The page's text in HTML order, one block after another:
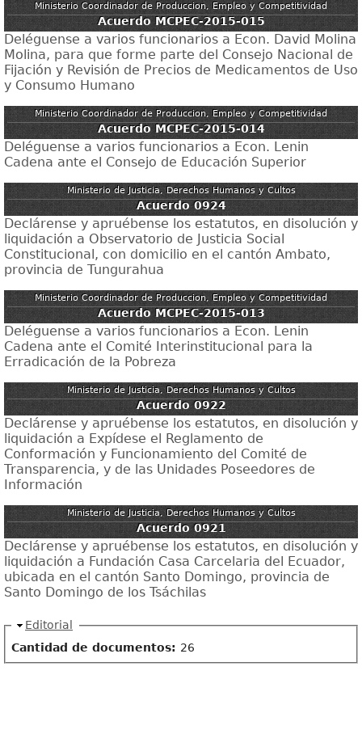
Ministerio Coordinador de Produccion, Empleo y Competitividad
Acuerdo MCPEC-2015-015
Deléguense a varios funcionarios a Econ. David Molina
Molina, para que forme parte del Consejo Nacional de
Fijación y Revisión de Precios de Medicamentos de Uso
y Consumo Humano
Ministerio Coordinador de Produccion, Empleo y Competitividad
Acuerdo MCPEC-2015-014
Deléguense a varios funcionarios a Econ. Lenin
Cadena ante el Consejo de Educación Superior
Ministerio de Justicia, Derechos Humanos y Cultos
Acuerdo 0924
Declárense y apruébense los estatutos, en disolución y
liquidación a Observatorio de Justicia Social
Constitucional, con domicilio en el cantón Ambato,
provincia de Tungurahua
Ministerio Coordinador de Produccion, Empleo y Competitividad
Acuerdo MCPEC-2015-013
Deléguense a varios funcionarios a Econ. Lenin
Cadena ante el Comité Interinstitucional para la
Erradicación de la Pobreza
Ministerio de Justicia, Derechos Humanos y Cultos
Acuerdo 0922
Declárense y apruébense los estatutos, en disolución y
liquidación a Expídese el Reglamento de
Conformación y Funcionamiento del Comité de
Transparencia, y de las Unidades Poseedores de
Información
Ministerio de Justicia, Derechos Humanos y Cultos
Acuerdo 0921
Declárense y apruébense los estatutos, en disolución y
liquidación a Fundación Casa Carcelaria del Ecuador,
ubicada en el cantón Santo Domingo, provincia de
Santo Domingo de los Tsáchilas
Ocultar
Editorial
Cantidad de documentos: 26